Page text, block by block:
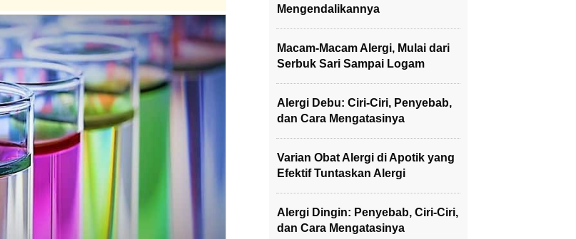
Mengendalikannya
Macam-Macam Alergi, Mulai dari
Serbuk Sari Sampai Logam
Alergi Debu: Ciri-Ciri, Penyebab,
dan Cara Mengatasinya
Varian Obat Alergi di Apotik yang
Efektif Tuntaskan Alergi
Alergi Dingin: Penyebab, Ciri-Ciri,
dan Cara Mengatasinya